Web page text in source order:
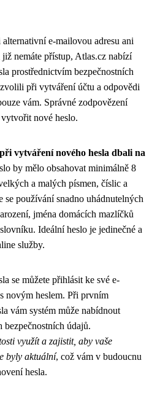
e-mailovou adresu ani
nemáte přístup, Atlas.cz nabízí
prostřednictvím bezpečnostních
při vytváření účtu a odpovědi
vám. Správné zodpovězení
nové heslo.
vytváření nového hesla dbali na
by mělo obsahovat minimálně 8
a malých písmen, číslic a
se používání snadno uhádnutelných
jména domácích mazlíčků
Ideální heslo je jedinečné a
služby.
se můžete přihlásit ke své e-
novým heslem. Při prvním
vám systém může nabídnout
bezpečnostních údajů.
využít a zajistit, aby vaše
byly aktuální, což vám v budoucnu
hesla.